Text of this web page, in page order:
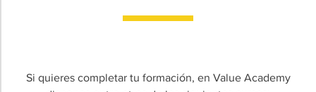
Si quieres completar tu formación, en Value Academy